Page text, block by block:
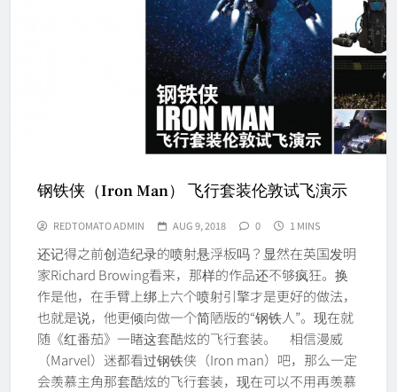
钢铁侠（Iron Man） 飞行套装伦敦试飞演示
REDTOMATO ADMIN AUG 9, 2018 0 1 MINS
还记得之前创造纪录的喷射悬浮板吗？显然在英国发明
家Richard Browing看来，那样的作品还不够疯狂。换
作是他，在手臂上绑上六个喷射引擎才是更好的做法，
也就是说，他更倾向做一个简陋版的“钢铁人”。现在就
随《红番茄》一睹这套酷炫的飞行套装。 相信漫威
（Marvel）迷都看过钢铁侠（Iron man）吧，那么一定
会羡慕主角那套酷炫的飞行套装，现在可以不用再羡慕